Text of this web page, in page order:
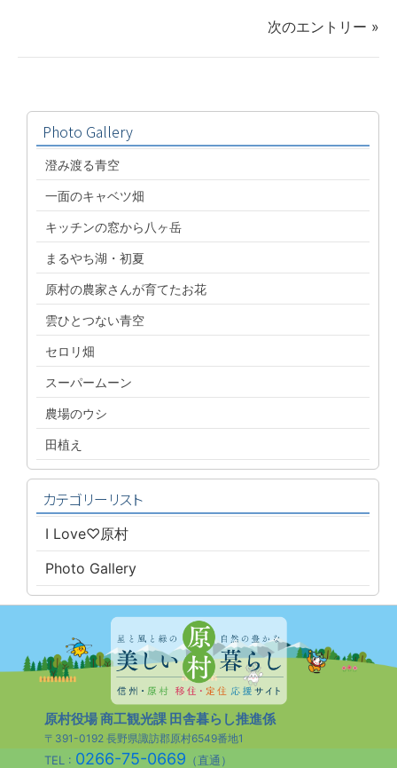
次のエントリー »
Photo Gallery
澄み渡る青空
一面のキャベツ畑
キッチンの窓から八ヶ岳
まるやち湖・初夏
原村の農家さんが育てたお花
雲ひとつない青空
セロリ畑
スーパームーン
農場のウシ
田植え
カテゴリーリスト
I Love♡原村
Photo Gallery
原村役場 商工観光課 田舎暮らし推進係
〒391-0192 長野県諏訪郡原村6549番地1
TEL : 0266-75-0669 （直通）